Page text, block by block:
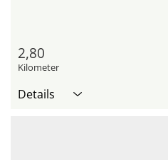
2,80
Kilometer
Details